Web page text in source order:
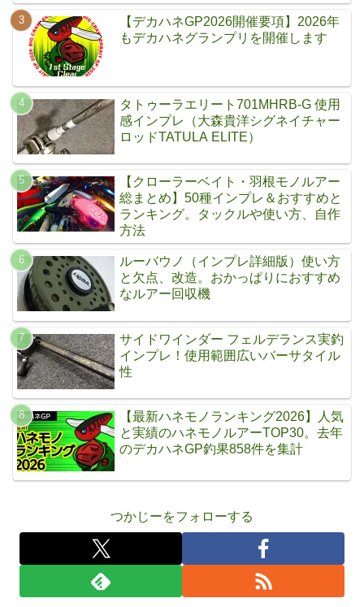
【デカハネGP2026開催要項】2026年
もデカハネグランプリを開催します
タトゥーラエリート701MHRB-G 使用
感インプレ（大森貴洋シグネイチャー
ロッドTATULA ELITE）
【クローラーベイト・羽根モノルアー
総まとめ】50種インプレ＆おすすめと
ランキング。タックルや使い方、自作
方法
ルーバウノ（インプレ詳細版）使い方
と欠点、改造。おかっぱりにおすすめ
なルアー回収機
サイドワインダー フェルデランス実釣
インプレ！使用範囲広いバーサタイル
性
【最新ハネモノランキング2026】人気
と実績のハネモノルアーTOP30。去年
のデカハネGP釣果858件を集計
つかじーをフォローする